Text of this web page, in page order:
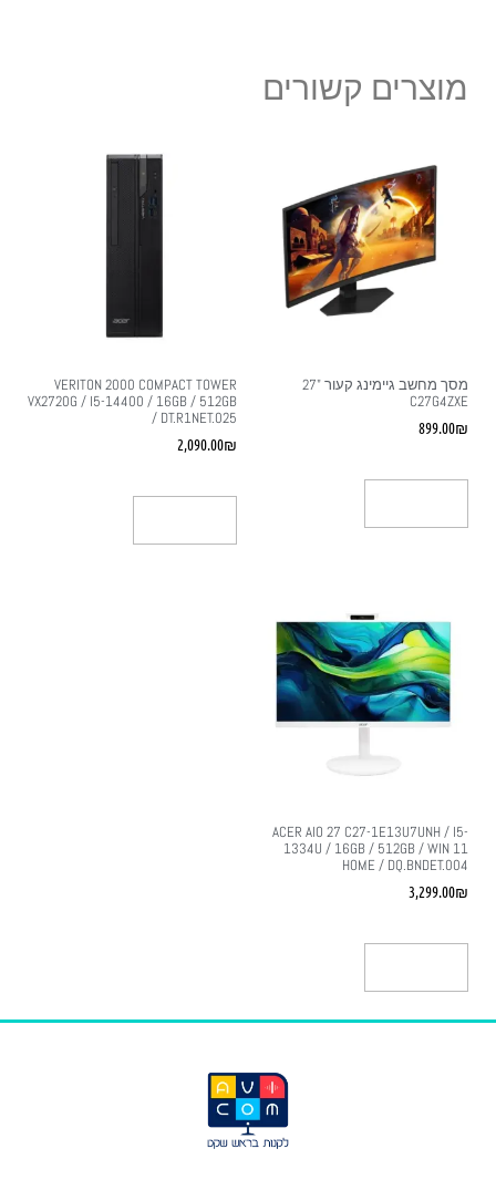
מוצרים קשורים
מסך מחשב גיימינג קעור "27
C27G4ZXE
899.00₪
VERITON 2000 COMPACT TOWER
VX2720G / I5-14400 / 16GB / 512GB
/ DT.R1NET.025
2,090.00₪
ACER AIO 27 C27-1E13U7UNH / I5-
1334U / 16GB / 512GB / WIN 11
HOME / DQ.BNDET.004
3,299.00₪